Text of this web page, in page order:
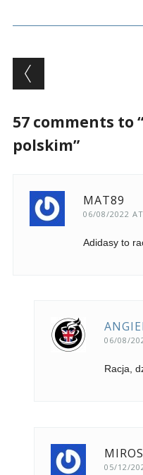
Post
57 comments to
polskim”
MAT89
06/08/2022
Adidasy to
06/08/
Racja,
05/12/